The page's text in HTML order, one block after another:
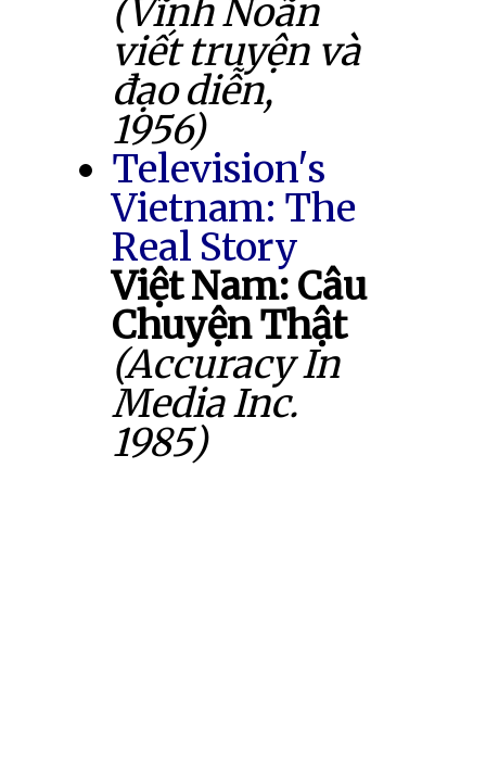
(Vĩnh Noãn
viết truyện và
đạo diễn,
1956)
Television's
Vietnam: The
Real Story
Việt Nam: Câu
Chuyện Thật
(Accuracy In
Media Inc.
1985)